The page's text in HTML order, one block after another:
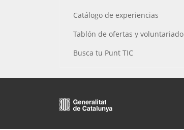
Catálogo de experiencias
Tablón de ofertas y voluntariado
Busca tu Punt TIC